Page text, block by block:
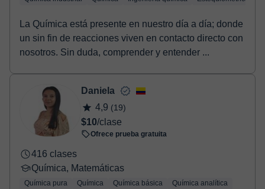
La Química está presente en nuestro día a día; donde
un sin fin de reacciones viven en contacto directo con
nosotros. Sin duda, comprender y entender ...
Daniela
4,9 (19)
$10/clase
Ofrece prueba gratuita
416 clases
Química, Matemáticas
Química pura Química Química básica Química analítica